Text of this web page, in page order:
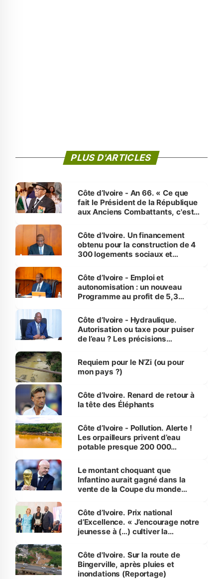
PLUS D'ARTICLES
Côte d’Ivoire - An 66. « Ce que
fait le Président de la République
aux Anciens Combattants, c'est
Côte d’Ivoire. Un financement
obtenu pour la construction de 4
300 logements sociaux et
et Yamoussoukro
Côte d’Ivoire - Emploi et
autonomisation : un nouveau
Programme au profit de 5,3
Côte d’Ivoire - Hydraulique.
Autorisation ou taxe pour puiser
de l’eau ? Les précisions
Requiem pour le N’Zi (ou pour
mon pays ?)
Côte d’Ivoire. Renard de retour à
la tête des Éléphants
Côte d’Ivoire - Pollution. Alerte !
Les orpailleurs privent d’eau
potable presque 200 000
Le montant choquant que
Infantino aurait gagné dans la
vente de la Coupe du monde
Côte d’Ivoire. Prix national
d’Excellence. « J’encourage notre
jeunesse à (…) cultiver la
(Alassane Ouattara
Côte d'Ivoire. Sur la route de
Bingerville, après pluies et
inondations (Reportage)